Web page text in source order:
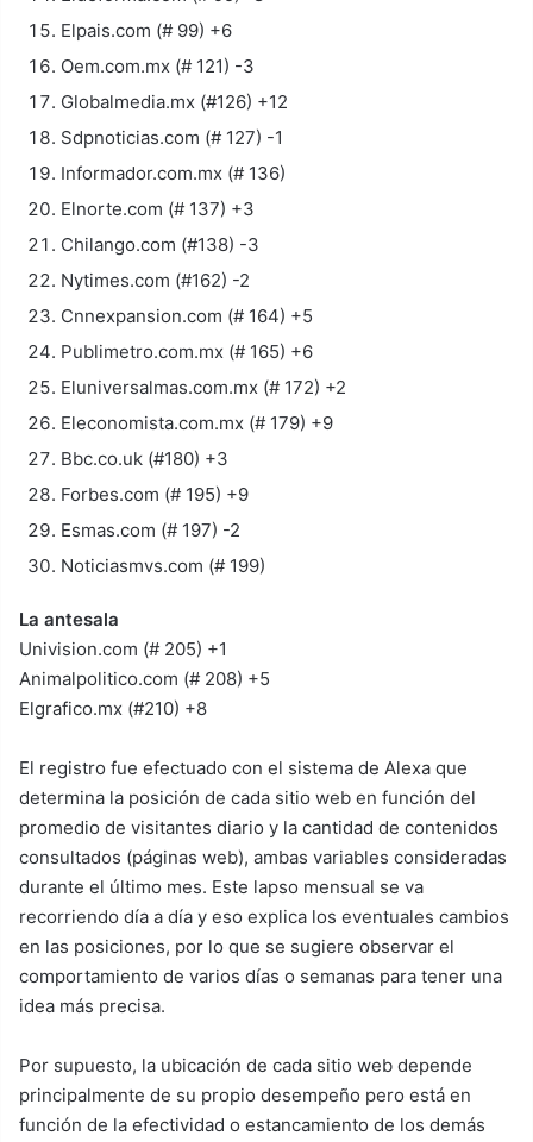
Elpais.com (# 99) +6
Oem.com.mx (# 121) -3
Globalmedia.mx (#126) +12
Sdpnoticias.com (# 127) -1
Informador.com.mx (# 136)
Elnorte.com (# 137) +3
Chilango.com (#138) -3
Nytimes.com (#162) -2
Cnnexpansion.com (# 164) +5
Publimetro.com.mx (# 165) +6
Eluniversalmas.com.mx (# 172) +2
Eleconomista.com.mx (# 179) +9
Bbc.co.uk (#180) +3
Forbes.com (# 195) +9
Esmas.com (# 197) -2
Noticiasmvs.com (# 199)
La antesala
Univision.com (# 205) +1
Animalpolitico.com (# 208) +5
Elgrafico.mx (#210) +8
El registro fue efectuado con el sistema de Alexa que
determina la posición de cada sitio web en función del
promedio de visitantes diario y la cantidad de contenidos
consultados (páginas web), ambas variables consideradas
durante el último mes. Este lapso mensual se va
recorriendo día a día y eso explica los eventuales cambios
en las posiciones, por lo que se sugiere observar el
comportamiento de varios días o semanas para tener una
idea más precisa.
Por supuesto, la ubicación de cada sitio web depende
principalmente de su propio desempeño pero está en
función de la efectividad o estancamiento de los demás